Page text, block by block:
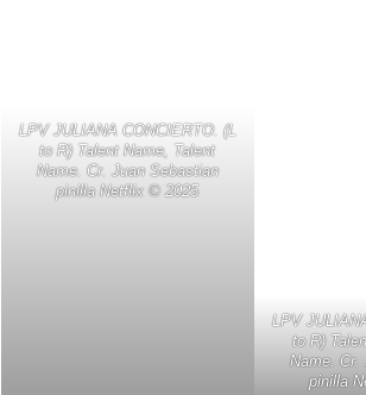
LPV JULIANA CONCIERTO. (L
to R) Talent Name, Talent
Name. Cr. Juan Sebastian
pinilla Netflix ©️ 2025
LPV
to R)
Name. Cr.
pinilla